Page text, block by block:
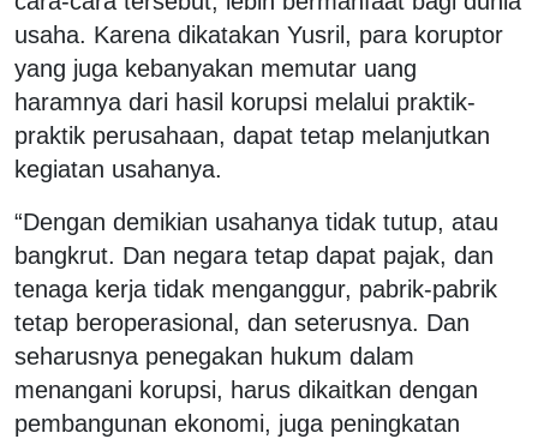
usaha. Karena dikatakan Yusril, para koruptor
yang juga kebanyakan memutar uang
haramnya dari hasil korupsi melalui praktik-
praktik perusahaan, dapat tetap melanjutkan
kegiatan usahanya.
“Dengan demikian usahanya tidak tutup, atau
bangkrut. Dan negara tetap dapat pajak, dan
tenaga kerja tidak menganggur, pabrik-pabrik
tetap beroperasional, dan seterusnya. Dan
seharusnya penegakan hukum dalam
menangani korupsi, harus dikaitkan dengan
pembangunan ekonomi, juga peningkatan